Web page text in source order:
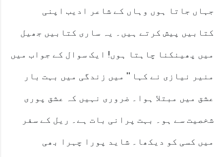
جہاں جاتا ہوں وہاں کے شاعر ادیب اپنی
کتابیں پیش کرتے ہیں۔ یہ ساری کتابیں جھیل
میں پھینکنا چاہتا ہوں! ایک سوال کے جواب میں
منیر نیازی نے کہا '' میں زندگی میں بہت بار
عشق میں مبتلا ہوا۔ ضروری نہیں کہ عشق پوری
شخصیت سے ہو۔ بہت پرانی بات ہے۔ ریل کے سفر
میں کسی کو دیکھا۔ شاید پورا چہرا بھی